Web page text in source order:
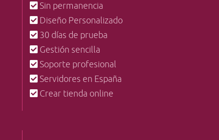
Sin permanencia
Diseño Personalizado
30 días de prueba
Gestión sencilla
Soporte profesional
Servidores en España
Crear tienda online